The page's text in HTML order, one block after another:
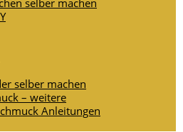
selber machen
selber machen
– weitere
Anleitungen